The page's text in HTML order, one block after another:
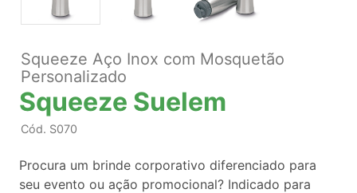
Squeeze Aço Inox com Mosquetão
Personalizado
Squeeze Suelem
Cód. S070
Procura um brinde corporativo diferenciado para
seu evento ou ação promocional? Indicado para